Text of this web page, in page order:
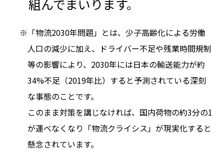
組んでまいります。
※「物流2030年問題」とは、少子高齢化による労働
人口の減少に加え、ドライバー不足や残業時間規制
等の影響により、2030年には日本の輸送能力が約
34%不足（2019年比）すると予測されている深刻
な事態のことです。
このまま対策を講じなければ、国内荷物の約3分の1
が運べなくなり「物流クライシス」が現実化すると
懸念されています。